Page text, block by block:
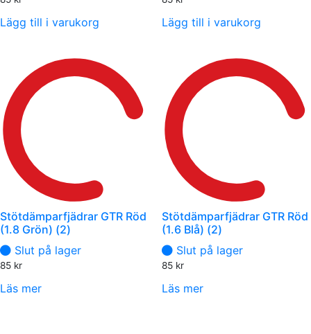
Lägg till i varukorg Lägg till i varukorg
Stötdämparfjädrar GTR Röd
(1.8 Grön) (2)
Slut på lager
85 kr
Läs mer
Stötdämparfjädrar GTR Röd
(1.6 Blå) (2)
Slut på lager
85 kr
Läs mer